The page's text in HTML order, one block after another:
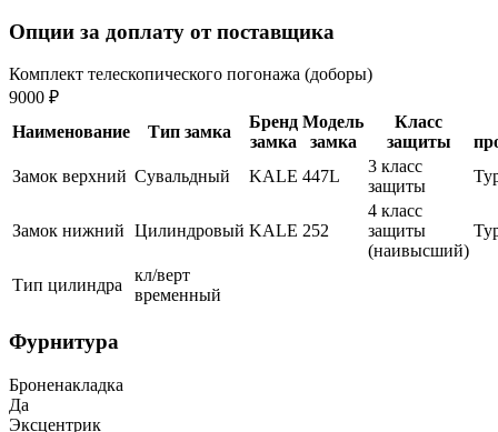
Опции за доплату от поставщика
Комплект телескопического погонажа (доборы)
9000 ₽
Наименование
Тип замка
Бренд
замка
Модель
замка
Класс
защиты
Замок верхний Сувальдный KALE 447L
3 класс
защиты
Замок нижний Цилиндровый KALE 252
4 класс
защиты
(наивысший)
Тип цилиндра
кл/верт
временный
Фурнитура
Броненакладка
Да
Эксцентрик